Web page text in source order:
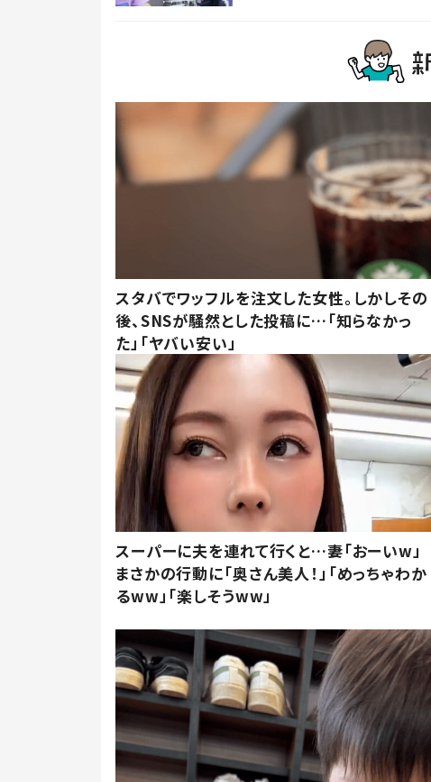
スタバでワッフルを注文した女性。しかしその
後、SNSが騒然とした投稿に…「知らなかっ
た」「ヤバい安い」
スーパーに夫を連れて行くと…妻「おーいw」
まさかの行動に「奥さん美人！」「めっちゃわか
るww」「楽しそうww」